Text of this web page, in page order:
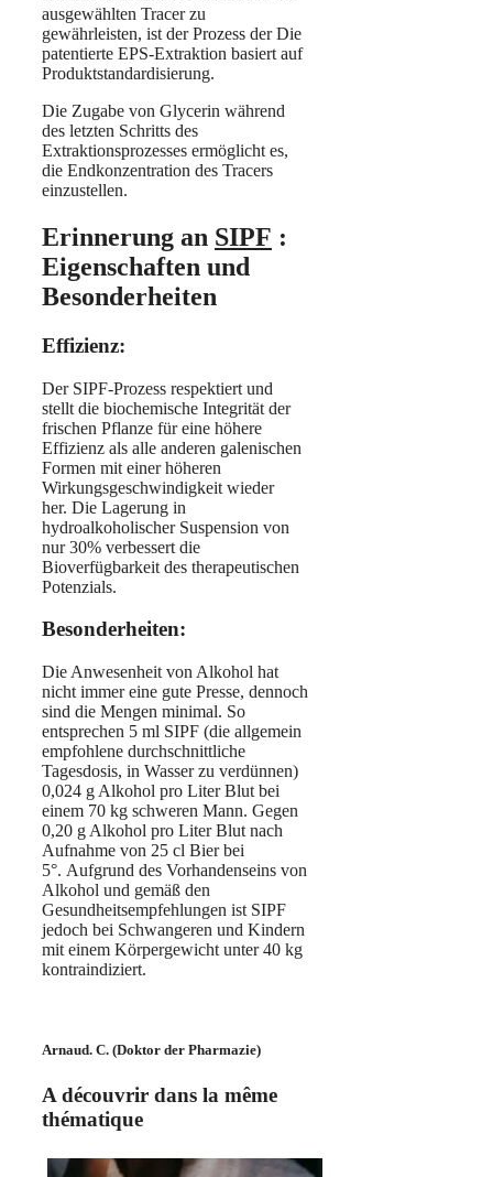
ausgewählten Tracer zu
gewährleisten, ist der Prozess der Die
patentierte EPS-Extraktion basiert auf
Produktstandardisierung.
Die Zugabe von Glycerin während
des letzten Schritts des
Extraktionsprozesses ermöglicht es,
die Endkonzentration des Tracers
einzustellen.
Erinnerung an SIPF :
Eigenschaften und
Besonderheiten
Effizienz:
Der SIPF-Prozess respektiert und
stellt die biochemische Integrität der
frischen Pflanze für eine höhere
Effizienz als alle anderen galenischen
Formen mit einer höheren
Wirkungsgeschwindigkeit wieder
her. Die Lagerung in
hydroalkoholischer Suspension von
nur 30% verbessert die
Bioverfügbarkeit des therapeutischen
Potenzials.
Besonderheiten:
Die Anwesenheit von Alkohol hat
nicht immer eine gute Presse, dennoch
sind die Mengen minimal. So
entsprechen 5 ml SIPF (die allgemein
empfohlene durchschnittliche
Tagesdosis, in Wasser zu verdünnen)
0,024 g Alkohol pro Liter Blut bei
einem 70 kg schweren Mann. Gegen
0,20 g Alkohol pro Liter Blut nach
Aufnahme von 25 cl Bier bei
5°. Aufgrund des Vorhandenseins von
Alkohol und gemäß den
Gesundheitsempfehlungen ist SIPF
jedoch bei Schwangeren und Kindern
mit einem Körpergewicht unter 40 kg
kontraindiziert.
Arnaud. C. (Doktor der Pharmazie)
A découvrir dans la même
thématique